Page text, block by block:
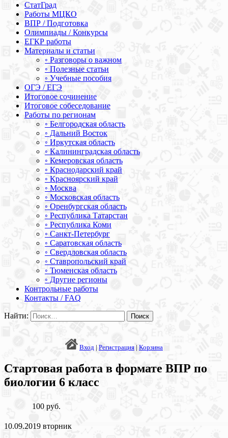
СтатГрад
Работы МЦКО
ВПР / Подготовка
Олимпиады / Конкурсы
ЕГКР работы
Материалы и статьи
◦ Разговоры о важном
◦ Полезные статьи
◦ Учебные пособия
ОГЭ / ЕГЭ
Итоговое сочинение
Итоговое собеседование
Работы по регионам
◦ Белгородская область
◦ Дальний Восток
◦ Иркутская область
◦ Калининградская область
◦ Кемеровская область
◦ Краснодарский край
◦ Красноярский край
◦ Москва
◦ Московская область
◦ Оренбургская область
◦ Республика Татарстан
◦ Республика Коми
◦ Санкт-Петербург
◦ Саратовская область
◦ Свердловская область
◦ Ставропольский край
◦ Тюменская область
◦ Другие регионы
Контрольные работы
Контакты / FAQ
Найти:
Вход | Регистрация | Корзина
Стартовая работа в формате ВПР по
биологии 6 класс
100 руб.
10.09.2019 вторник